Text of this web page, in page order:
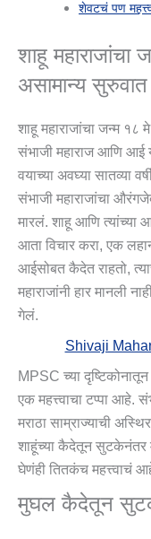
शेवटचं पण
शाहू
असामान्य सुरुवात
शाहू महाराजांचा जन्म १८
संभाजी महाराज आणि आई
वयाच्या अवघ्या सातव्या
संभाजी महाराजांचा
मारलं. शाहू आणि त्यांच्या
आता विचार करा, एक
आईसोबत कैदेत राहतो,
महाराजांनी हार मानली
गेलं.
Shivaji
MPSC च्या दृष्टिकोनातून
एक महत्त्वाचा टप्पा आहे.
मराठा साम्राज्याची
शाहूंच्या कैदेतून सुटकेनंतर
घेणंही तितकंच महत्त्वाचं
मुघल कैदेतून